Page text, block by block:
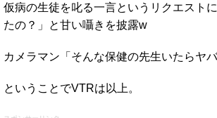
仮病の生徒を叱る一言というリクエスト
たの？」と甘い囁きを披露w
カメラマン「そんな保健の先生いたらヤバ
ということでVTRは以上。